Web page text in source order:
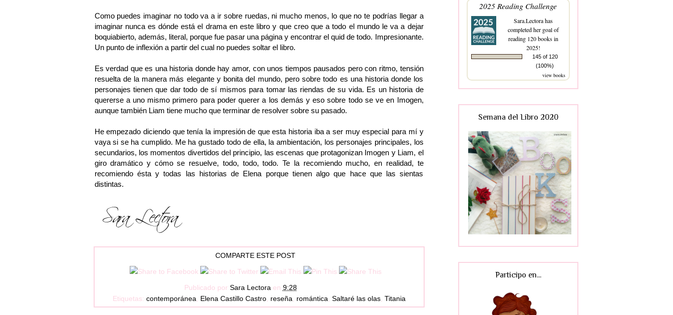
Como puedes imaginar no todo va a ir sobre ruedas, ni mucho menos, lo que no te podrías llegar a
imaginar nunca es dónde está el drama en este libro y que creo que a todo el mundo le va a dejar
boquiabierto, además, literal, porque fue pasar una página y encontrar el quid de todo. Impresionante.
Un punto de inflexión a partir del cual no puedes soltar el libro.
Es verdad que es una historia donde hay amor, con unos tiempos pausados pero con ritmo, tensión
resuelta de la manera más elegante y bonita del mundo, pero sobre todo es una historia donde los
personajes tienen que dar todo de sí mismos para tomar las riendas de su vida. Es un historia de
quererse a uno mismo primero para poder querer a los demás y eso sobre todo se ve en Imogen,
aunque también Liam tiene mucho que terminar de resolver sobre su pasado.
He empezado diciendo que tenía la impresión de que esta historia iba a ser muy especial para mí y
vaya si se ha cumplido. Me ha gustado todo de ella, la ambientación, los personajes principales, los
secundarios, los momentos divertidos del principio, las escenas que protagonizan Imogen y Liam, el
giro dramático y cómo se resuelve, todo, todo, todo. Te la recomiendo mucho, en realidad, te
recomiendo ésta y todas las historias de Elena porque tienen algo que hace que las sientas
distintas.
COMPARTE ESTE POST
Publicado por Sara Lectora en 9:28
Etiquetas: contemporánea, Elena Castillo Castro, reseña, romántica, Saltaré las olas, Titania
2025 Reading Challenge
Sara.Lectorahas
completed her goal of
reading 120 books in
2025!
145 of 120
(100%)
view books
Semana del Libro 2020
Participo en...